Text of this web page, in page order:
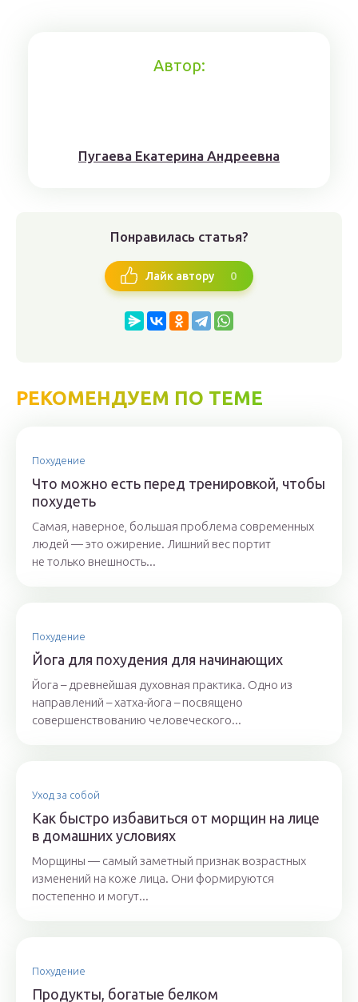
Автор:
Пугaeва Eкатеринa Aндрeeвна
Понравилась статья?
Лайк автору 0
РЕКОМЕНДУЕМ ПО ТЕМЕ
Похудение
Что можно есть перед тренировкой, чтобы
похудеть
Самая, наверное, большая проблема современных
людей — это ожирение. Лишний вес портит
не только внешность...
Похудение
Йога для похудения для начинающих
Йога – древнейшая духовная практика. Одно из
направлений – хатха-йога – посвящено
совершенствованию человеческого...
Уход за собой
Как быстро избавиться от морщин на лице
в домашних условиях
Морщины — самый заметный признак возрастных
изменений на коже лица. Они формируются
постепенно и могут...
Похудение
Продукты, богатые белком